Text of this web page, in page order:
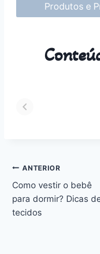
Produtos e
seu bebê de 2
Navegação
de
Post
ANTERIOR
Como vestir o bebê
para dormir? Dicas
tecidos